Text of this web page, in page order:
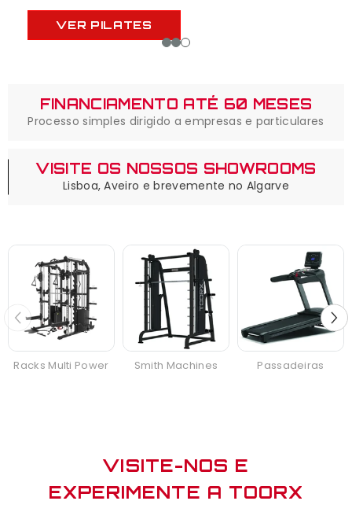
VER PILATES
FINANCIAMENTO ATÉ 60 MESES
Processo simples dirigido a empresas e particulares
VISITE OS NOSSOS SHOWROOMS
Lisboa, Aveiro e brevemente no Algarve
Racks Multi Power Smith Machines Passadeiras
VISITE-NOS E
EXPERIMENTE A TOORX